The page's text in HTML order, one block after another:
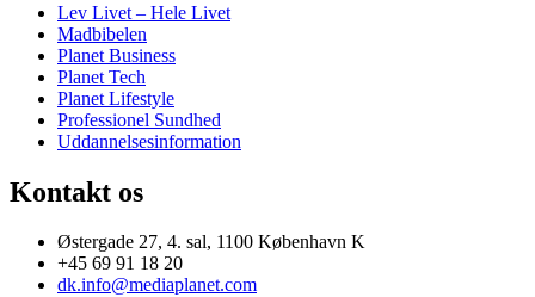
Lev Livet – Hele Livet
Madbibelen
Planet Business
Planet Tech
Planet Lifestyle
Professionel Sundhed
Uddannelsesinformation
Kontakt os
Østergade 27, 4. sal, 1100 København K
+45 69 91 18 20
dk.info@mediaplanet.com